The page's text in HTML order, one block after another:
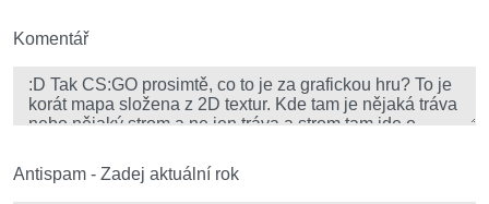
Fórum
Kybernetická bezpečnost
Komentář
Antispam - Zadej aktuální rok